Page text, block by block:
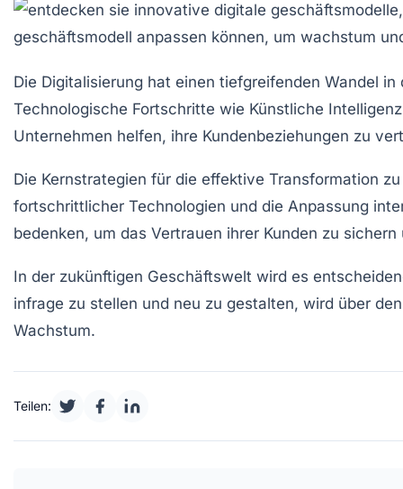
Die Digitalisierung hat einen tiefgreifenden Wandel
Technologische Fortschritte wie Künstliche Intelligenz
Unternehmen helfen, ihre Kundenbeziehungen zu
Die Kernstrategien für die effektive Transformation
fortschrittlicher Technologien und die Anpassung
bedenken, um das Vertrauen ihrer Kunden zu
In der zukünftigen Geschäftswelt wird es
infrage zu stellen und neu zu gestalten, wird über
Wachstum.
Teilen: